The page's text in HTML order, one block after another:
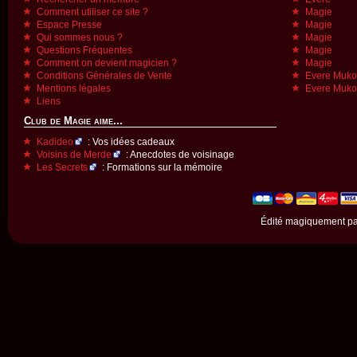
Comment utiliser ce site ?
Espace Presse
Qui sommes nous ?
Questions Fréquentes
Comment on devient magicien ?
Conditions Générales de Vente
Mentions légales
Liens
Club de Magie aime...
Kadideo
: Vos idées cadeaux
Voisins de Merde
: Anecdotes de voisinage
Les Secrets
: Formations sur la mémoire
Magie
Magie
Magie
Magie
Magie
Evere
Evere
Édité magiquement